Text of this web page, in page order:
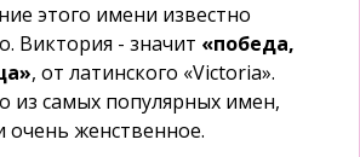
этого имени известно
Виктория - значит «победа,
, от латинского «Victoria».
из самых популярных имен,
очень женственное.